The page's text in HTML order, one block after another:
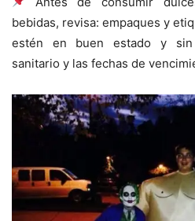
bebidas, revisa: empaques y
estén en buen estado y sin
sanitario y las fechas de